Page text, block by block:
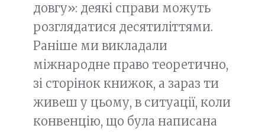
довгу»: деякі справи можуть
розглядатися десятиліттями.
Раніше ми викладали
міжнародне право теоретично,
зі сторінок книжок, а зараз ти
живеш у цьому, в ситуації, коли
конвенцію, що була написана